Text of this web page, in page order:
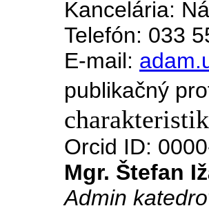
Kancelária:
Telefón: 033
E-mail:
publikačný
Orcid ID:
Mgr. Štefan
Admin